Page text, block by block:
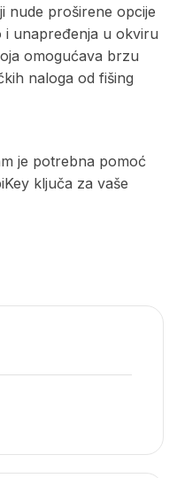
nude proširene opcije
i unapređenja u okviru
omogućava brzu
naloga od fišing
je potrebna pomoć
ključa za vaše